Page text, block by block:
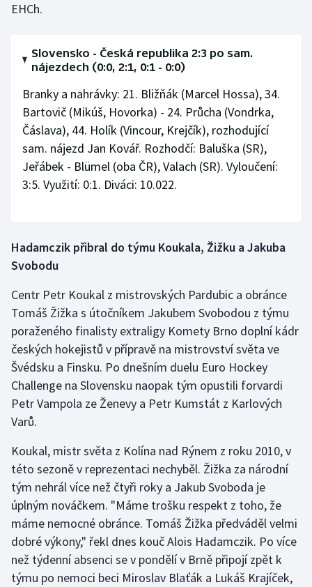
EHCh.
Slovensko - Česká republika 2:3 po sam.
nájezdech (0:0, 2:1, 0:1 - 0:0)
Branky a nahrávky: 21. Bližňák (Marcel Hossa), 34.
Bartovič (Mikúš, Hovorka) - 24. Průcha (Vondrka,
Čáslava), 44. Holík (Vincour, Krejčík), rozhodující
sam. nájezd Jan Kovář. Rozhodčí: Baluška (SR),
Jeřábek - Blümel (oba ČR), Valach (SR). Vyloučení:
3:5. Využití: 0:1. Diváci: 10.022.
Hadamczik přibral do týmu Koukala, Žižku a Jakuba
Svobodu
Centr Petr Koukal z mistrovských Pardubic a obránce
Tomáš Žižka s útočníkem Jakubem Svobodou z týmu
poraženého finalisty extraligy Komety Brno doplní kádr
českých hokejistů v přípravě na mistrovství světa ve
Švédsku a Finsku. Po dnešním duelu Euro Hockey
Challenge na Slovensku naopak tým opustili forvardi
Petr Vampola ze Ženevy a Petr Kumstát z Karlových
Varů.
Koukal, mistr světa z Kolína nad Rýnem z roku 2010, v
této sezoně v reprezentaci nechyběl. Žižka za národní
tým nehrál více než čtyři roky a Jakub Svoboda je
úplným nováčkem. "Máme trošku respekt z toho, že
máme nemocné obránce. Tomáš Žižka předváděl velmi
dobré výkony," řekl dnes kouč Alois Hadamczik. Po více
než týdenní absenci se v pondělí v Brně připojí zpět k
týmu po nemoci beci Miroslav Blaťák a Lukáš Krajíček,